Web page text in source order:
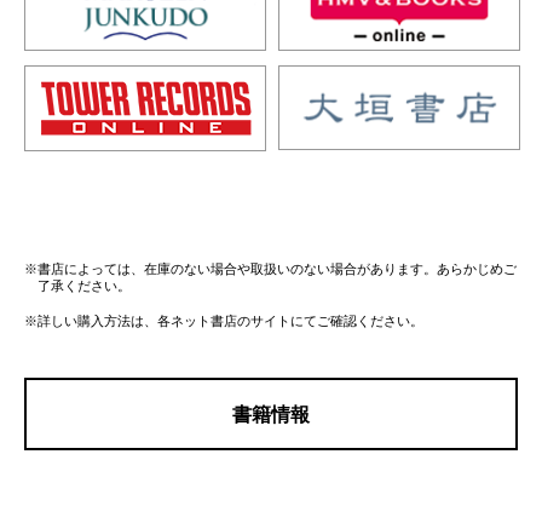
※書店によっては、在庫のない場合や取扱いのない場合があります。あらかじめご
了承ください。
※詳しい購入方法は、各ネット書店のサイトにてご確認ください。
書籍情報